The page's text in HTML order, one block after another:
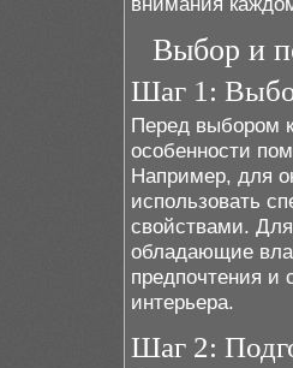
Выбор и
Шаг 1:
Перед выбором
особенности
Например, для
использовать
свойствами.
обладающие
предпочтения
интерьера.
Шаг 2: